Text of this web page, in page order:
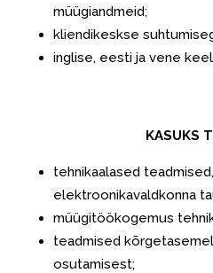
müügiandmeid;
kliendikeskse
inglise, eesti ja vene
KASUKS
tehnikaalased teadmised,
elektroonikavaldkonna
müügitöökogemus
teadmised
osutamisest;